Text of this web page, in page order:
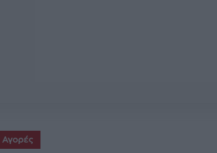
Αγορές